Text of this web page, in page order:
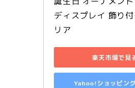
ディスプレイ 飾り
リア
楽天市場で見
Yahoo!ショッピン